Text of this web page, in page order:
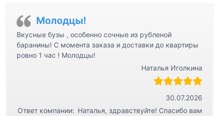
Молодцы!
Вкусные бузы , особенно сочные из рубленой
баранины! С момента заказа и доставки до квартиры
ровно 1 час ! Молодцы!
Наталья Иголкина
30.07.2026
Ответ компании: Наталья, здравствуйте! Спасибо вам